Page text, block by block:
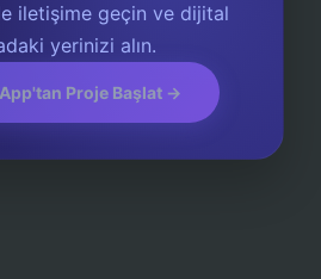
iletişime geçin ve dijital
yerinizi alın.
Proje Başlat →